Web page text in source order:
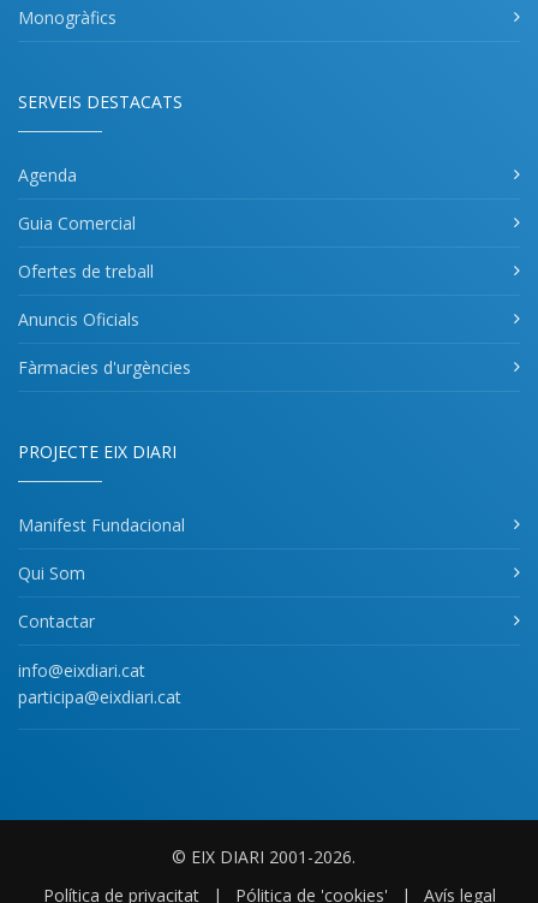
Monogràfics
SERVEIS DESTACATS
Agenda
Guia Comercial
Ofertes de treball
Anuncis Oficials
Fàrmacies d'urgències
PROJECTE EIX DIARI
Manifest Fundacional
Qui Som
Contactar
info@eixdiari.cat
participa@eixdiari.cat
© EIX DIARI 2001-2026.
Política de privacitat
| Pólitica de 'cookies' | Avís legal